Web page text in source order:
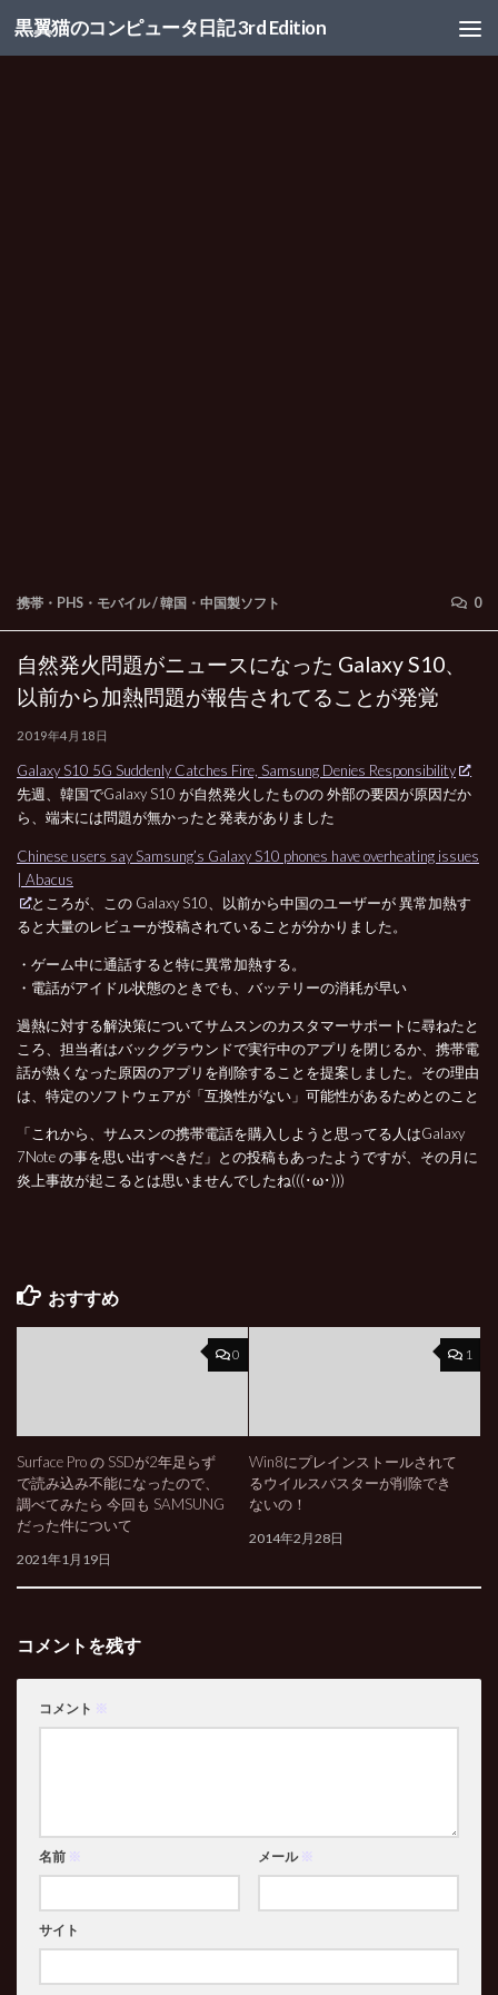
コンテンツへスキップ
黒翼猫のコンピュータ日記 3rd Edition
携帯・PHS・モバイル/韓国・中国製ソフト 0
自然発火問題がニュースになった Galaxy S10、
以前から加熱問題が報告されてることが発覚
2019年4月18日
Galaxy S10 5G Suddenly Catches Fire, Samsung Denies Responsibility
先週、韓国でGalaxy S10 が自然発火したものの 外部の要因が原因だか
ら、端末には問題が無かったと発表がありました
Chinese users say Samsung’s Galaxy S10 phones have overheating issues
| Abacus
ところが、この Galaxy S10、以前から中国のユーザーが 異常加熱す
ると大量のレビューが投稿されていることが分かりました。
・ゲーム中に通話すると特に異常加熱する。
・電話がアイドル状態のときでも、バッテリーの消耗が早い
過熱に対する解決策についてサムスンのカスタマーサポートに尋ねたと
ころ、担当者はバックグラウンドで実行中のアプリを閉じるか、携帯電
話が熱くなった原因のアプリを削除することを提案しました。その理由
は、特定のソフトウェアが「互換性がない」可能性があるためとのこと
「これから、サムスンの携帯電話を購入しようと思ってる人はGalaxy
7Note の事を思い出すべきだ」との投稿もあったようですが、その月に
炎上事故が起こるとは思いませんでしたね(((･ω･)))
おすすめ
0
Surface Pro の SSDが2年足らず
で読み込み不能になったので、
調べてみたら 今回も SAMSUNG
だった件について
2021年1月19日
1
Win8にプレインストールされて
るウイルスバスターが削除でき
ないの！
2014年2月28日
コメントを残す
コメント ※
名前 ※ メール ※
サイト